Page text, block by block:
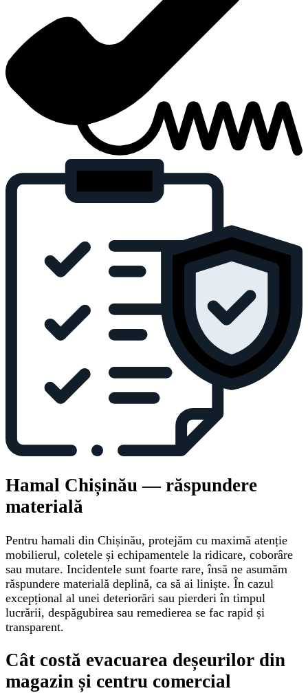
Hamal Chișinău — răspundere
materială
Pentru hamali din Chișinău, protejăm cu maximă atenție
mobilierul, coletele și echipamentele la ridicare, coborâre
sau mutare. Incidentele sunt foarte rare, însă ne asumăm
răspundere materială deplină, ca să ai liniște. În cazul
excepțional al unei deteriorări sau pierderi în timpul
lucrării, despăgubirea sau remedierea se fac rapid și
transparent.
Cât costă evacuarea deșeurilor din
magazin și centru comercial